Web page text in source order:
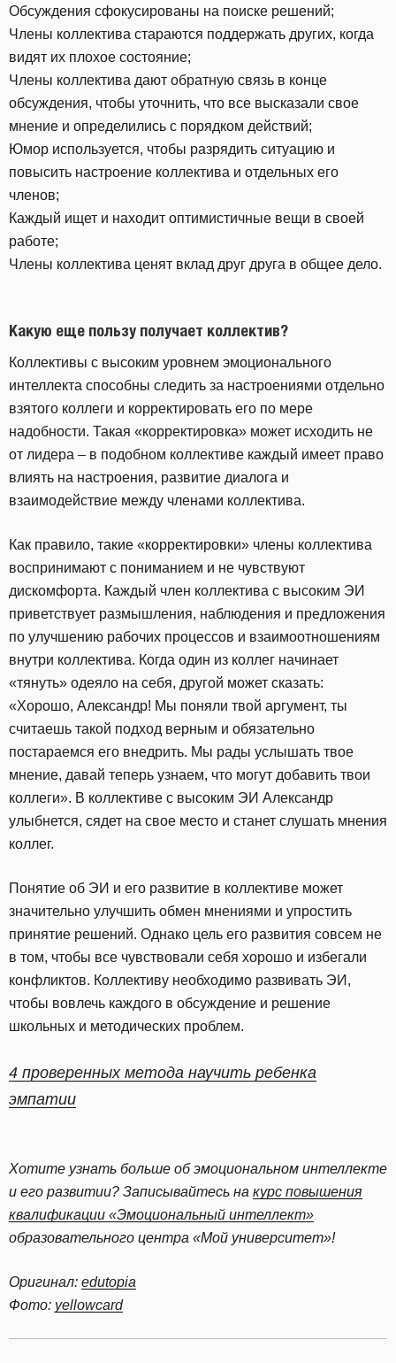
Обсуждения сфокусированы на поиске решений;
Члены коллектива стараются поддержать других, когда
видят их плохое состояние;
Члены коллектива дают обратную связь в конце
обсуждения, чтобы уточнить, что все высказали свое
мнение и определились с порядком действий;
Юмор используется, чтобы разрядить ситуацию и
повысить настроение коллектива и отдельных его
членов;
Каждый ищет и находит оптимистичные вещи в своей
работе;
Члены коллектива ценят вклад друг друга в общее дело.
Какую еще пользу получает коллектив?
Коллективы с высоким уровнем эмоционального
интеллекта способны следить за настроениями отдельно
взятого коллеги и корректировать его по мере
надобности. Такая «корректировка» может исходить не
от лидера – в подобном коллективе каждый имеет право
влиять на настроения, развитие диалога и
взаимодействие между членами коллектива.
Как правило, такие «корректировки» члены коллектива
воспринимают с пониманием и не чувствуют
дискомфорта. Каждый член коллектива с высоким ЭИ
приветствует размышления, наблюдения и предложения
по улучшению рабочих процессов и взаимоотношениям
внутри коллектива. Когда один из коллег начинает
«тянуть» одеяло на себя, другой может сказать:
«Хорошо, Александр! Мы поняли твой аргумент, ты
считаешь такой подход верным и обязательно
постараемся его внедрить. Мы рады услышать твое
мнение, давай теперь узнаем, что могут добавить твои
коллеги». В коллективе с высоким ЭИ Александр
улыбнется, сядет на свое место и станет слушать мнения
коллег.
Понятие об ЭИ и его развитие в коллективе может
значительно улучшить обмен мнениями и упростить
принятие решений. Однако цель его развития совсем не
в том, чтобы все чувствовали себя хорошо и избегали
конфликтов. Коллективу необходимо развивать ЭИ,
чтобы вовлечь каждого в обсуждение и решение
школьных и методических проблем.
4 проверенных метода научить ребенка
эмпатии
Хотите узнать больше об эмоциональном интеллекте
и его развитии? Записывайтесь на курс повышения
квалификации «Эмоциональный интеллект»
образовательного центра «Мой университет»!
Оригинал: edutopia
Фото: yellowcard